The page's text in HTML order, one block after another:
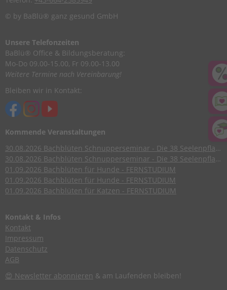
© by BaBlü® ganz gesund GmbH
Unsere Telefonzeiten
BaBlü® Office & Bildungsberatung:
Mo-Do 09.00-15.00, Fr 09.00-13.00
Weitere Termine nach Vereinbarung!
Bleiben wir in Kontakt:
Kommende Veranstaltungen
30.08.2026 Bachblüten Schnupperseminar - Die 38 Seelenpflanzen nach Dr. Edward Bach
30.08.2026 Bachblüten Schnupperseminar - Die 38 Seelenpflanzen nach Dr. Edward Bach
01.09.2026 Bachblüten für Hunde - FERNSTUDIUM
01.09.2026 Bachblüten für Hunde - FERNSTUDIUM
01.09.2026 Bachblüten für Katzen - FERNSTUDIUM
Kontakt & Infos
Kontakt
Impressum
Datenschutz
AGB
😍 Newsletter abonnieren & am Laufenden bleiben!